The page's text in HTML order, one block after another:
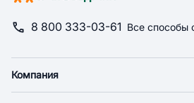
8 800 333-03-61 Все способы
Компания